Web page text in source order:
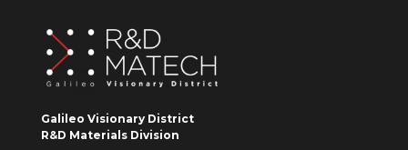
Galileo Visionary District
R&D Materials Division